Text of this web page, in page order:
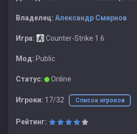
Владелец: Александр Смирнов
Игра: Counter-Strike 1.6
Мод: Public
Статус: Online
Игроки: 17/32 Список игроков
Рейтинг: